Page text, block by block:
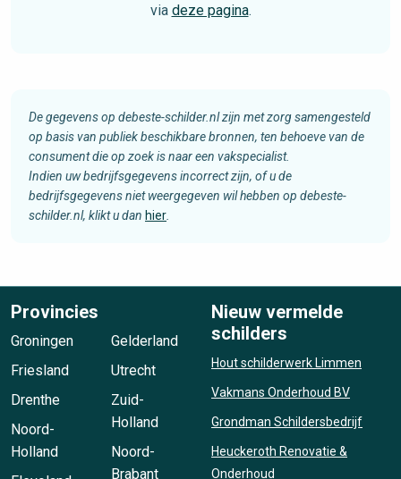
via deze pagina.
De gegevens op debeste-schilder.nl zijn met zorg samengesteld
op basis van publiek beschikbare bronnen, ten behoeve van de
consument die op zoek is naar een vakspecialist.
Indien uw bedrijfsgegevens incorrect zijn, of u de
bedrijfsgegevens niet weergegeven wil hebben op debeste-
schilder.nl, klikt u dan hier
Provincies
Groningen
Friesland
Drenthe
Noord-
Holland
Gelderland
Utrecht
Zuid-
Holland
Noord-
Brabant
Nieuw vermelde
schilders
Hout schilderwerk Limmen
Vakmans Onderhoud BV
Grondman Schildersbedrijf
Heuckeroth Renovatie &
Onderhoud